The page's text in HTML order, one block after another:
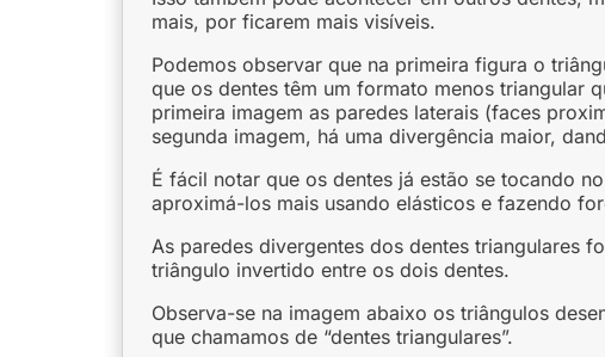
mais, por ficarem mais visíveis.
Podemos observar que na primeira figura o
que os dentes têm um formato menos triangular
primeira imagem as paredes laterais (faces
segunda imagem, há uma divergência maior,
É fácil notar que os dentes já estão se tocando
aproximá-los mais usando elásticos e fazendo
As paredes divergentes dos dentes triangulares
triângulo invertido entre os dois dentes.
Observa-se na imagem abaixo os triângulos
que chamamos de “dentes triangulares”.